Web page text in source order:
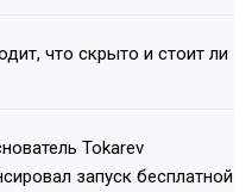
что скрыто и стоит ли
Tokarev
запуск бесплатной